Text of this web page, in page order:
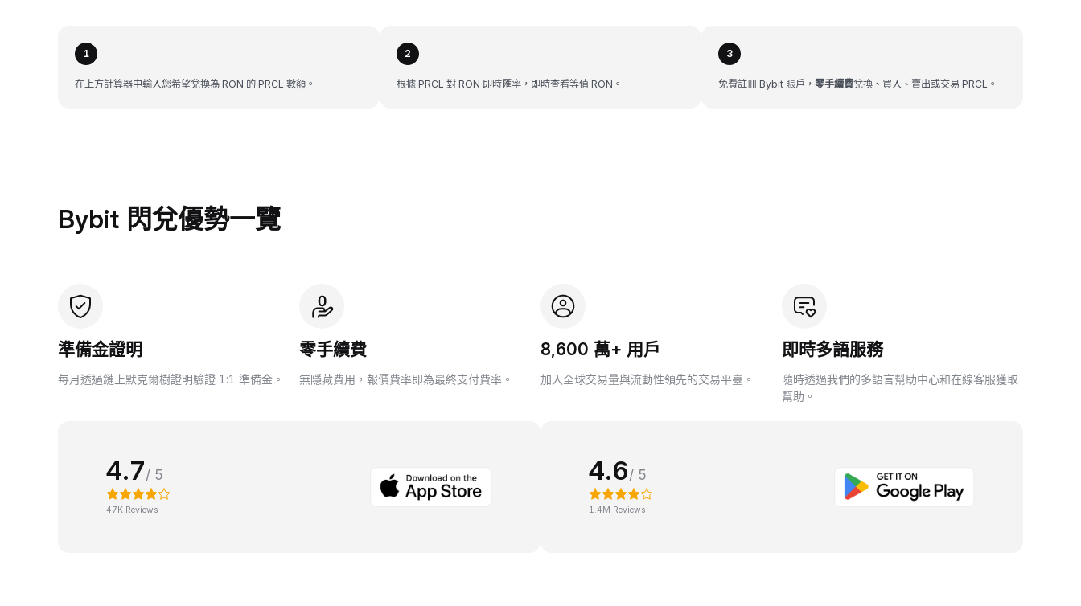
1
在上方計算器中輸入您希望兌換為 RON 的 PRCL 數額。
2
根據 PRCL 對 RON 即時匯率，即時查看等值 RON。
3
免費註冊 Bybit 賬戶， 零手續費兌換、買入、賣出或交易 PRCL。
Bybit 閃兌優勢一覽
準備金證明
每月透過鏈上默克爾樹證明驗證 1:1 準備金。
零手續費
無隱藏費用，報價費率即為最終支付費率。
8,600 萬+ 用戶
加入全球交易量與流動性領先的交易平臺。
即時多語服務
隨時透過我們的多語言幫助中心和在線客服獲取
幫助。
4.7/ 5
47K Reviews
4.6/ 5
1.4M Reviews